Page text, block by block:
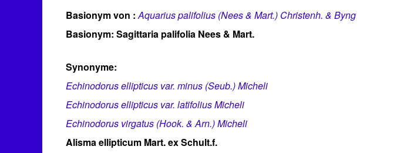
Basionym von : Aquarius palifolius (Nees & Mart.) Christenh. & Byng
Basionym: Sagittaria palifolia Nees & Mart.
Synonyme:
Echinodorus ellipticus var. minus (Seub.) Micheli
Echinodorus ellipticus var. latifolius Micheli
Echinodorus virgatus (Hook. & Arn.) Micheli
Alisma ellipticum Mart. ex Schult.f.